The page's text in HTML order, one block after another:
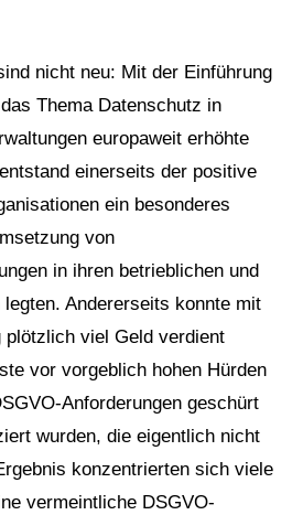
nicht neu: Mit der Einführung
Thema Datenschutz in
europaweit erhöhte
einerseits der positive
ein besonderes
von
in ihren betrieblichen und
Andererseits konnte mit
plötzlich viel Geld verdient
vor vorgeblich hohen Hürden
Anforderungen geschürt
wurden, die eigentlich nicht
konzentrierten sich viele
vermeintliche DSGVO-